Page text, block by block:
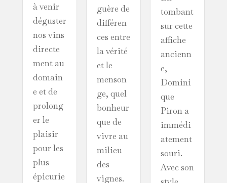
guère de
différen
ces entre
la vérité
et le
menson
ge, quel
bonheur
que de
vivre au
milieu
des
vignes.
à venir
déguster
nos vins
directe
ment au
domain
e et de
prolong
er le
plaisir
pour les
plus
épicurie
tombant
sur cette
affiche
ancienn
e,
Domini
que
Piron a
immédi
atement
souri.
Avec son